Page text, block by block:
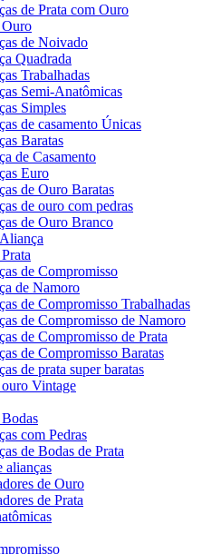
de Prata com Ouro
de Noivado
Quadrada
Trabalhadas
Semi-Anatômicas
Simples
de casamento Únicas
Baratas
de Casamento
Euro
de Ouro Baratas
de ouro com pedras
de Ouro Branco
de Compromisso
de Namoro
de Compromisso Trabalhadas
de Compromisso de Namoro
de Compromisso de Prata
de Compromisso Baratas
de prata super baratas
Vintage
com Pedras
de Bodas de Prata
alianças
de Ouro
de Prata